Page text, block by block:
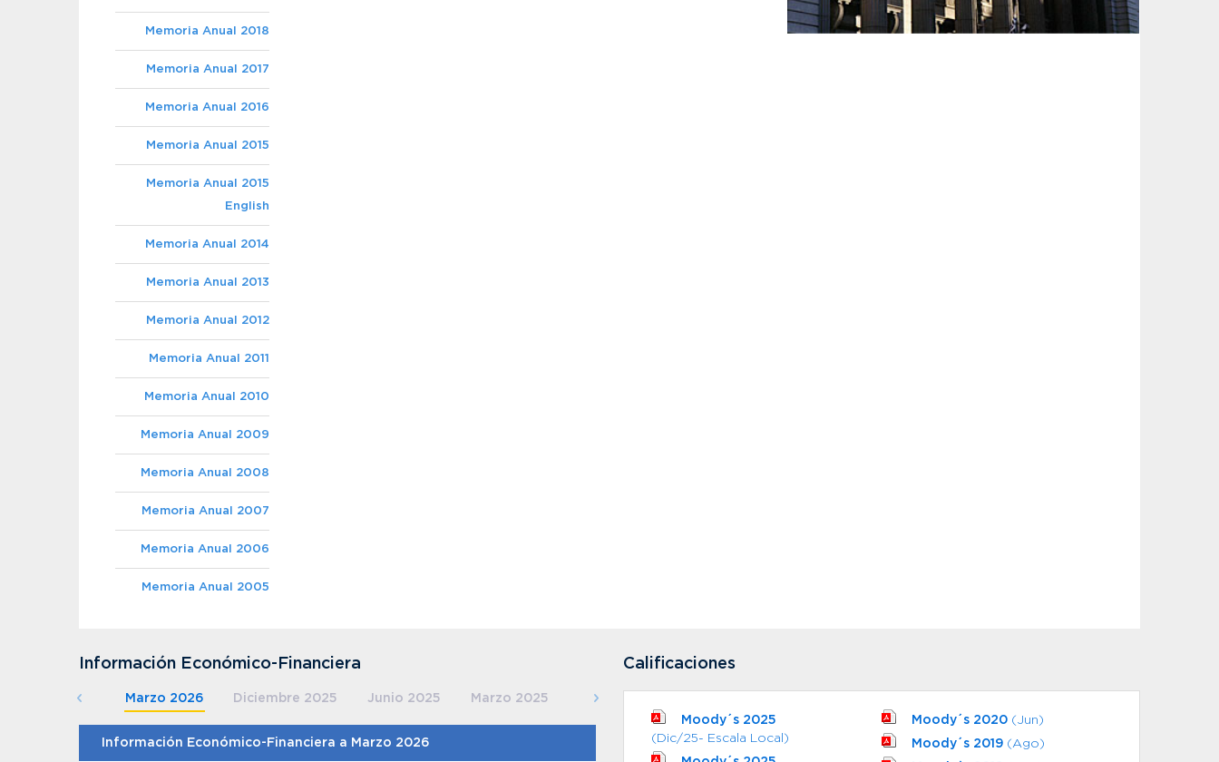
Memoria Anual 2018
Memoria Anual 2017
Memoria Anual 2016
Memoria Anual 2015
Memoria Anual 2015
English
Memoria Anual 2014
Memoria Anual 2013
Memoria Anual 2012
Memoria Anual 2011
Memoria Anual 2010
Memoria Anual 2009
Memoria Anual 2008
Memoria Anual 2007
Memoria Anual 2006
Memoria Anual 2005
Información Económico-Financiera
Marzo 2026 Diciembre 2025 Junio 2025 Marzo 2025
Información Económico-Financiera a Marzo 2026
Calificaciones
Moody´s 2025
(Dic/25- Escala Local)
Moody´s 2020 (Jun)
Moody´s 2019 (Ago)